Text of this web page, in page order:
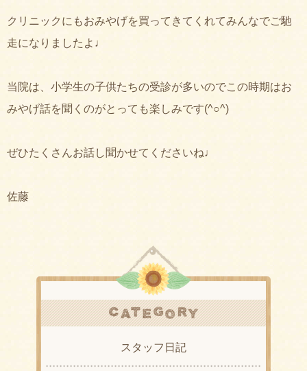
クリニックにもおみやげを買ってきてくれてみんなでご馳
走になりましたよ♩
当院は、小学生の子供たちの受診が多いのでこの時期はお
みやげ話を聞くのがとっても楽しみです(^○^)
ぜひたくさんお話し聞かせてくださいね♩
佐藤
スタッフ日記